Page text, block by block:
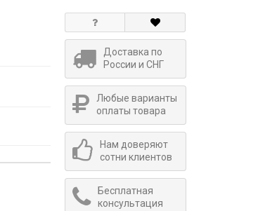
Доставка по
России и СНГ
Любые варианты
оплаты товара
Нам доверяют
сотни клиентов
Бесплатная
консультация